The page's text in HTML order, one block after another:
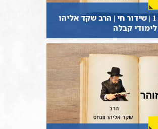
הקדמה לספר הזוהר 1 | שידור חי | הרב שקד אליהו
קבלה